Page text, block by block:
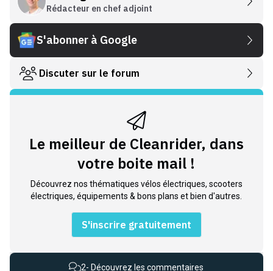
Rédacteur en chef adjoint
S'abonner à Google
Discuter sur le forum
Le meilleur de Cleanrider, dans
votre boite mail !
Découvrez nos thématiques vélos électriques, scooters
électriques, équipements & bons plans et bien d'autres.
S'inscrire gratuitement
2- Découvrez les commentaires